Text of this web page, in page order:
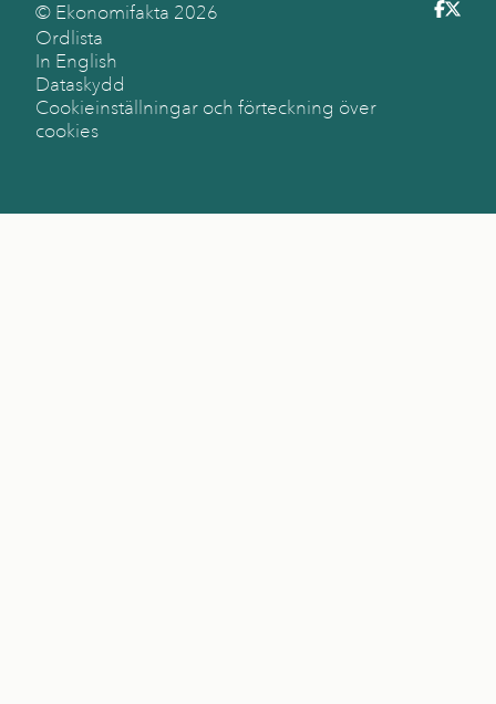
© Ekonomifakta 2026
Ordlista
In English
Dataskydd
Cookieinställningar och förteckning över
cookies